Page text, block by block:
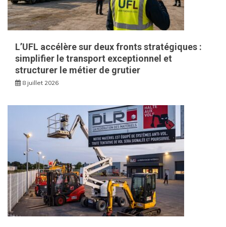
L’UFL accélère sur deux fronts stratégiques :
simplifier le transport exceptionnel et
structurer le métier de grutier
8 juillet 2026